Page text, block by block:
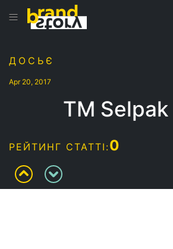
ДОСЬЄ
Apr 20, 2017
ТМ Selpak
РЕЙТИНГ СТАТТІ:0